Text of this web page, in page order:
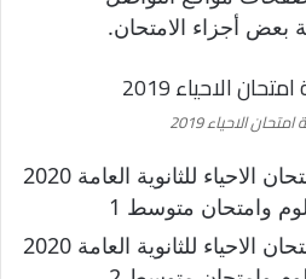
بعض أجزاء الامتحان.
الاحياء 2019